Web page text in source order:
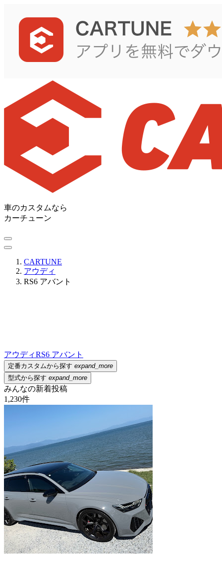
車のカスタムなら
カーチューン
CARTUNE
アウディ
RS6 アバント
アウディRS6 アバント
定番カスタムから探す expand_more
型式から探す expand_more
みんなの新着投稿
1,230件